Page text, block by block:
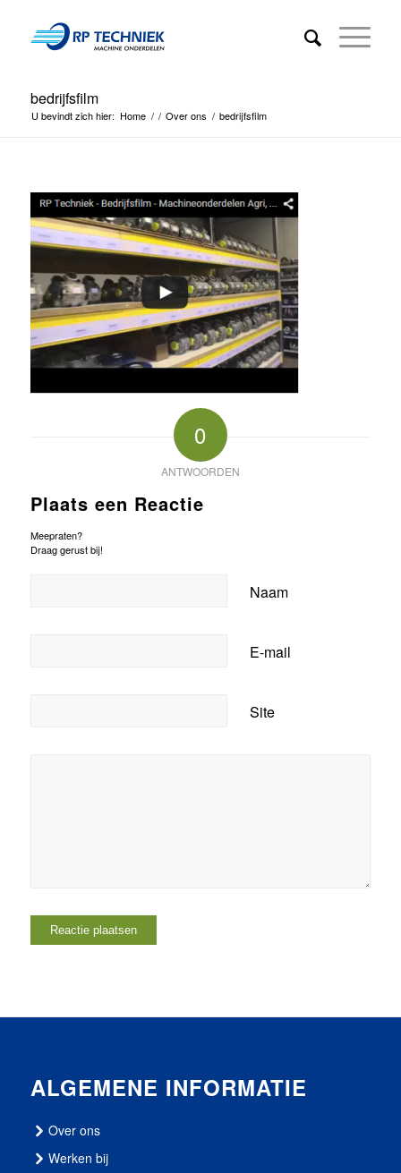
bedrijfsfilm
U bevindt zich hier: Home / / Over ons / bedrijfsfilm
0
ANTWOORDEN
Plaats een Reactie
Meepraten?
Draag gerust bij!
Naam
E-mail
Site
ALGEMENE INFORMATIE
Over ons
Werken bij